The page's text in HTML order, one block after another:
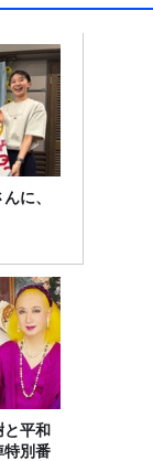
に、
と平和
特別番